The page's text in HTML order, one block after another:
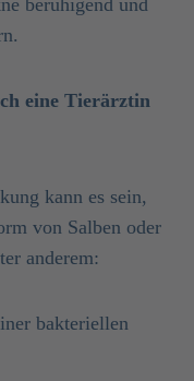
beruhigend und
eine Tierärztin
kann es sein,
von Salben oder
anderem:
bakteriellen